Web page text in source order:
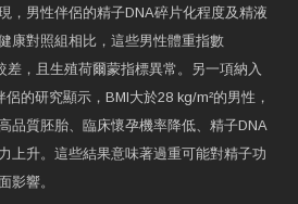
，男性伴侶的精子DNA碎片化程度及精液
康對照組相比，這些男性體重指數
差，且生殖荷爾蒙指標異常。另一項納入
的研究顯示，BMI大於28 kg/m²的男性，
品質胚胎、臨床懷孕機率降低、精子DNA
上升。這些結果意味著過重可能對精子功
影響。